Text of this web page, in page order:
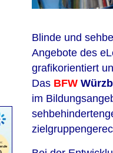
Blinde und
Angebote des
grafikorientiert
Das BFW
im